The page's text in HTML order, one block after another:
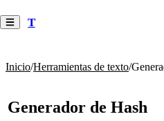
T
Inicio/Herramientas de texto/
Generador de Hash